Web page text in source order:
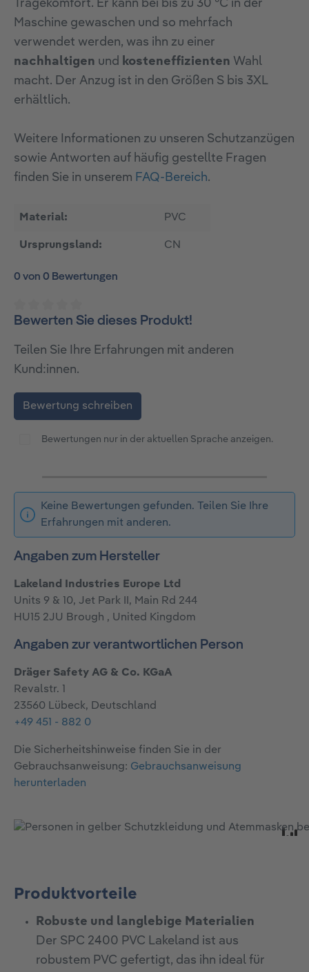
Tragekomfort. Er kann bei bis zu 30 °C in der
Maschine gewaschen und so mehrfach
verwendet werden, was ihn zu einer
nachhaltigen und kosteneffizienten Wahl
macht. Der Anzug ist in den Größen S bis 3XL
erhältlich.
Weitere Informationen zu unseren Schutzanzügen
sowie Antworten auf häufig gestellte Fragen
finden Sie in unserem FAQ-Bereich.
Material: PVC
Ursprungsland: CN
0 von 0 Bewertungen
Durchschnittliche Bewertung von 0 von 5 Sternen
Bewerten Sie dieses Produkt!
Teilen Sie Ihre Erfahrungen mit anderen
Kund:innen.
Bewertung schreiben
Bewertungen nur in der aktuellen Sprache anzeigen.
Keine Bewertungen gefunden. Teilen Sie Ihre
Erfahrungen mit anderen.
Angaben zum Hersteller
Lakeland Industries Europe Ltd
Units 9 & 10, Jet Park II, Main Rd 244
HU15 2JU Brough , United Kingdom
Angaben zur verantwortlichen Person
Dräger Safety AG & Co. KGaA
Revalstr. 1
23560 Lübeck, Deutschland
+49 451 - 882 0
Die Sicherheitshinweise finden Sie in der
Gebrauchsanweisung: Gebrauchsanweisung
herunterladen
Produktvorteile
Robuste und langlebige Materialien
Der SPC 2400 PVC Lakeland ist aus
robustem PVC gefertigt, das ihn ideal für